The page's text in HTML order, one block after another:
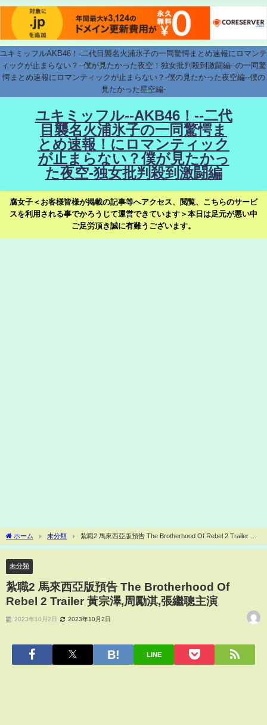
ユキミッフルAKB46！-二代目襲名火浦氷子の一同驚愕まとめ速報にロマンテ
ィックが止まらない？--僕が見たかった夜空！独女批判殺到激闘編--の一同驚
愕まとめ速報にロマンティックが止まらない？-僕の見たかった夜空編--僕の
見たかった星空編-
ユキミッフル--AKB46！--二代
目襲名火浦氷子の一同驚愕ま
とめ速報！にロマンティック
が止まらない？僕が見たかっ
た夜空-独女批判殺到激闘編
腐女子＜お客様皆様が掲載の記事等へアクセス、閲覧、こちらのサービ
スを利用される事でかろうじて運営できています＞本日は足元が悪い中
ご足労頂き誠に有難うございます。
ホーム 未分類
紮職2 馬來西亞版預告 The Brotherhood Of Rebel 2 Trailer 黃
宗澤,周勵淇,張繼聰主演
未分類
紮職2 馬來西亞版預告 The Brotherhood Of
Rebel 2 Trailer 黃宗澤,周勵淇,張繼聰主演
2023年10月2日 2023年10月2日
LINE